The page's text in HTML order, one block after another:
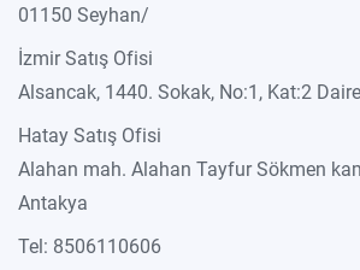
01150 Seyhan/
İzmir Satış Ofisi
Alsancak, 1440. Sokak, No:1, Kat:2
Hatay Satış Ofisi
Alahan mah. Alahan Tayfur Sökmen
Antakya
Tel: 8506110606